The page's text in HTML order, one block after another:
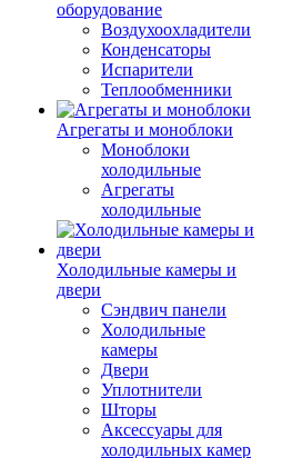
оборудование
Воздухоохладители
Конденсаторы
Испарители
Теплообменники
Агрегаты и моноблоки
Моноблоки
холодильные
Агрегаты
холодильные
Холодильные камеры и
двери
Сэндвич панели
Холодильные
камеры
Двери
Уплотнители
Шторы
Аксессуары для
холодильных камер